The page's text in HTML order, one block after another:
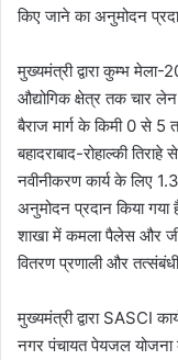
किए जाने का अनुमोदन
मुख्यमंत्री द्वारा कुम्भ
औद्योगिक क्षेत्र तक चार
बैराज मार्ग के किमी 0 से 5
बहादराबाद-रोहाल्की
नवीनीकरण कार्य के लिए
अनुमोदन प्रदान किया गया
शाखा में कमला पैलेस और
वितरण प्रणाली और
मुख्यमंत्री द्वारा SASCI
नगर पंचायत पेयजल